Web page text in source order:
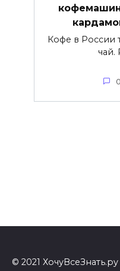
Кофе в России
чай.
0
© 2021